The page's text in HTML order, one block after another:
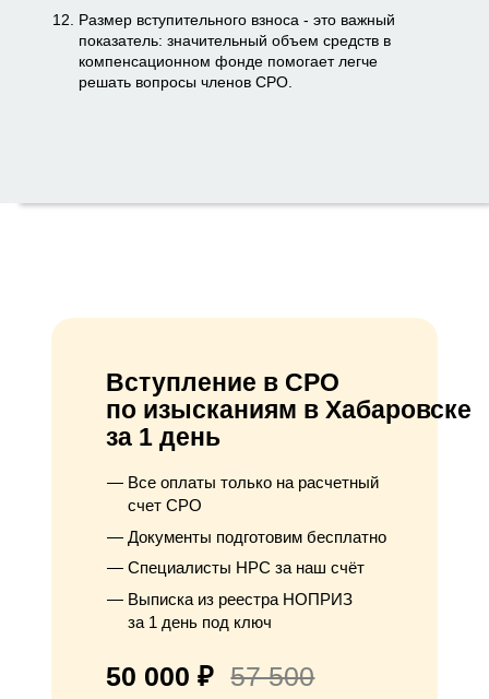
Размер вступительного взноса - это важный
показатель: значительный объем средств в
компенсационном фонде помогает легче
решать вопросы членов СРО.
Вступление в СРО
по изысканиям в Хабаровске
за 1 день
Все оплаты только на расчетный
счет СРО
Документы подготовим бесплатно
Специалисты НРС за наш счёт
Выписка из реестра НОПРИЗ
за 1 день под ключ
50 000 ₽ 57 500